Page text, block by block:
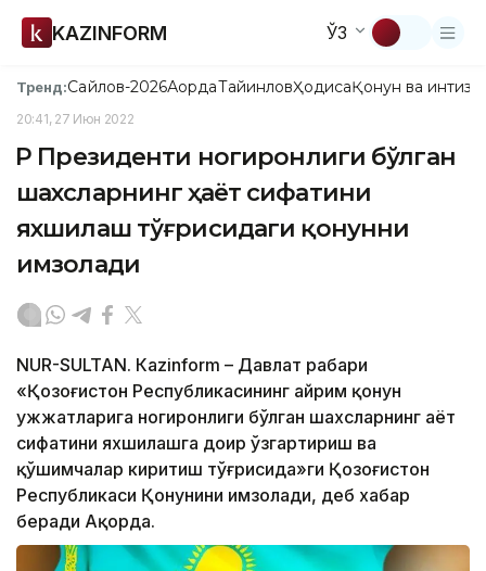
KAZINFORM ЎЗ
Тренд:Сайлов-2026АқордаТайинловҲодисаҚонун ва
20:41, 27 Июн 2022
ҚР Президенти ногиронлиги бўлган
шахсларнинг ҳаёт сифатини
яхшилаш тўғрисидаги қонунни
имзолади
NUR-SULTAN. Кazinform – Давлат раҳбари
«Қозоғистон Республикасининг айрим қонун
ҳужжатларига ногиронлиги бўлган шахсларнинг ҳаёт
сифатини яхшилашга доир ўзгартириш ва
қўшимчалар киритиш тўғрисида»ги Қозоғистон
Республикаси Қонунини имзолади, деб хабар
беради Ақорда.